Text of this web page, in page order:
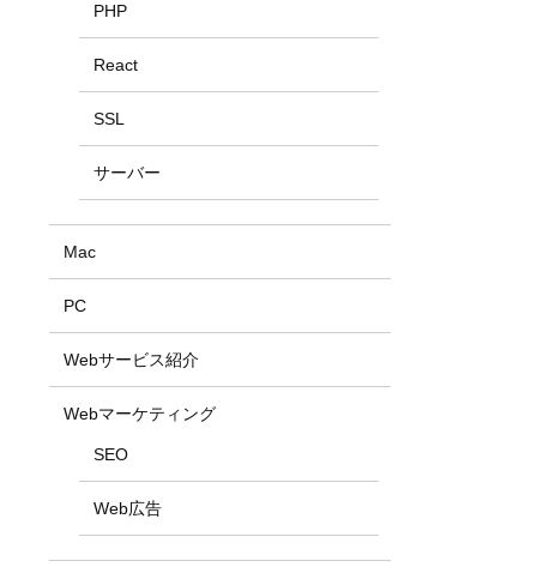
PHP
React
SSL
サーバー
Mac
PC
Webサービス紹介
Webマーケティング
SEO
Web広告